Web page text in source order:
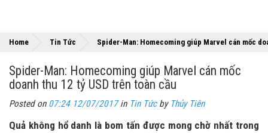
Home Tin Tức Spider-Man: Homecoming giúp Marvel cán mốc
Spider-Man: Homecoming giúp Marvel cán mốc
doanh thu 12 tỷ USD trên toàn cầu
Posted on 07:24 12/07/2017in Tin Tứcby Thủy Tiên
Quả không hổ danh là bom tấn được mong chờ nhất trong